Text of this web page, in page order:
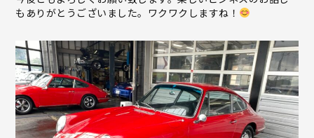
もありがとうございました。 ワクワクしますね！